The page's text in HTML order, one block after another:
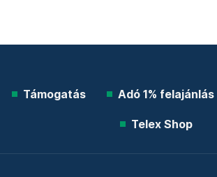
Támogatás Adó 1% felajánlás
Telex Shop